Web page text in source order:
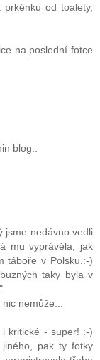
od toalety,
na poslední fotce
blog..
jsme nedávno vedli
mu vyprávěla, jak
táboře v Polsku.:-)
taky byla v
nemůže...
kritické - super! :-)
pak ty fotky